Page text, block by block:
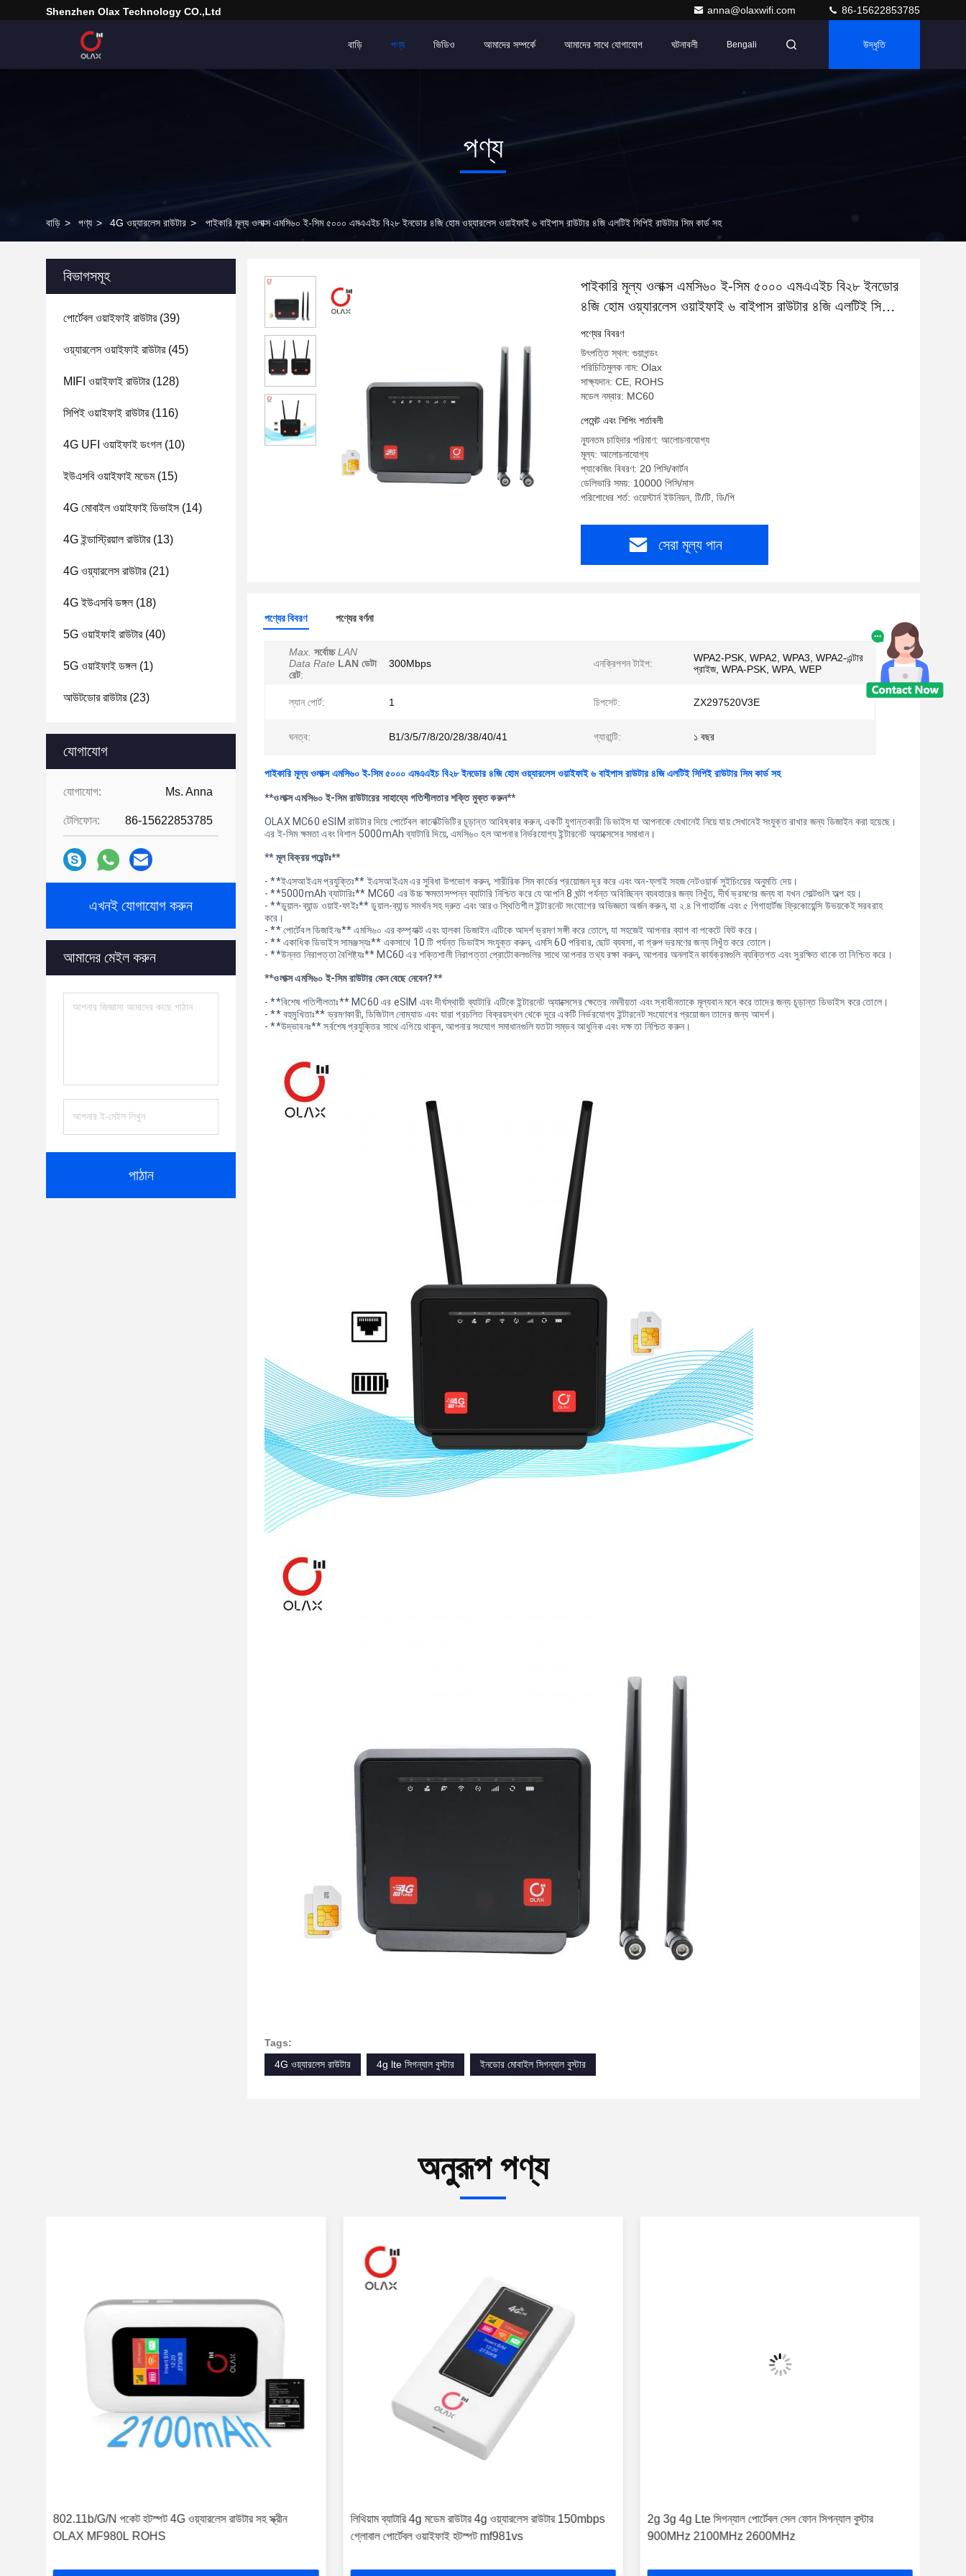
Shenzhen Olax Technology CO.,Ltd anna@olaxwifi.com 86-15622853785
বাড়ি পণ্য ভিডিও আমাদের সম্পর্কে আমাদের সাথে যোগাযোগ ঘটনাবলী Bengali উদ্ধৃতি
পণ্য
বাড়ি > পণ্য > 4G ওয়্যারলেস রাউটার > পাইকারি মূল্য ওলাক্স এমসি৬০ ই-সিম ৫০০০ এমএএইচ বি২৮ ইনডোর ৪জি হোম ওয়্যারলেস ওয়াইফাই ৬ বাইপাস রাউটার ৪জি এলটিই সিপিই রাউটার সিম কার্ড সহ
বিভাগসমূহ
পোর্টেবল ওয়াইফাই রাউটার(39)
ওয়্যারলেস ওয়াইফাই রাউটার(45)
MIFI ওয়াইফাই রাউটার(128)
সিপিই ওয়াইফাই রাউটার(116)
4G UFI ওয়াইফাই ডংগল(10)
ইউএসবি ওয়াইফাই মডেম(15)
4G মোবাইল ওয়াইফাই ডিভাইস(14)
4G ইন্ডাস্ট্রিয়াল রাউটার(13)
4G ওয়্যারলেস রাউটার(21)
4G ইউএসবি ডঙ্গল(18)
5G ওয়াইফাই রাউটার(40)
5G ওয়াইফাই ডঙ্গল(1)
আউটডোর রাউটার(23)
যোগাযোগ
যোগাযোগ: Ms. Anna
টেলিফোন: 86-15622853785
এখনই যোগাযোগ করুন
আমাদের মেইল ​​করুন
পাঠান
পাইকারি মূল্য ওলাক্স এমসি৬০ ই-সিম ৫০০০ এমএএইচ বি২৮ ইনডোর
৪জি হোম ওয়্যারলেস ওয়াইফাই ৬ বাইপাস রাউটার ৪জি এলটিই সিপিই
রাউটার সিম কার্ড সহ
পণ্যের বিবরণ
উৎপত্তি স্থল: গুয়াগন্ডং
পরিচিতিমুলক নাম: Olax
সাক্ষ্যদান: CE, ROHS
মডেল নম্বার: MC60
পেমেন্ট এবং শিপিং শর্তাবলী
ন্যূনতম চাহিদার পরিমাণ: আলোচনাযোগ্য
মূল্য: আলোচনাযোগ্য
প্যাকেজিং বিবরণ: 20 পিসি/কার্টন
ডেলিভারি সময়: 10000 পিসি/মাস
পরিশোধের শর্ত: ওয়েস্টার্ন ইউনিয়ন, টি/টি, ডি/পি
সেরা মূল্য পান
পণ্যের বিবরণ পণ্যের বর্ণনা
Max. সর্বোচ্চ LAN
Data Rate LAN ডেটা
রেট:
300Mbps এনক্রিপশন টাইপ:
WPA2-PSK, WPA2, WPA3, WPA2-এন্টার
প্রাইজ, WPA-PSK, WPA, WEP
ল্যান পোর্ট: 1 চিপসেট: ZX297520V3E
ঘনত্ব: B1/3/5/7/8/20/28/38/40/41 গ্যারান্টি: ১ বছর
পাইকারি মূল্য ওলাক্স এমসি৬০ ই-সিম ৫০০০ এমএএইচ বি২৮ ইনডোর ৪জি হোম ওয়্যারলেস ওয়াইফাই ৬ বাইপাস রাউটার ৪জি এলটিই সিপিই রাউটার সিম কার্ড সহ
**ওলাক্স এমসি৬০ ই-সিম রাউটারের সাহায্যে গতিশীলতার শক্তি মুক্ত করুন**
OLAX MC60 eSIM রাউটার দিয়ে পোর্টেবল কানেক্টিভিটির চূড়ান্ত আবিষ্কার করুন, একটি যুগান্তকারী ডিভাইস যা আপনাকে যেখানেই নিয়ে যায় সেখানেই সংযুক্ত রাখার জন্য ডিজাইন করা হয়েছে।
এর ই-সিম ক্ষমতা এবং বিশাল 5000mAh ব্যাটারি দিয়ে, এমসি৬০ হল আপনার নির্ভরযোগ্য ইন্টারনেট অ্যাক্সেসের সমাধান।
** মূল বিক্রয় পয়েন্টঃ**
- **ইএসআইএম প্রযুক্তিঃ** ইএসআইএম এর সুবিধা উপভোগ করুন, শারীরিক সিম কার্ডের প্রয়োজন দূর করে এবং অন-ফ্লাই সহজ নেটওয়ার্ক সুইচিংয়ের অনুমতি দেয়।
- **5000mAh ব্যাটারিঃ** MC60 এর উচ্চ ক্ষমতাসম্পন্ন ব্যাটারি নিশ্চিত করে যে আপনি 8 ঘন্টা পর্যন্ত অবিচ্ছিন্ন ব্যবহারের জন্য নিখুঁত, দীর্ঘ ভ্রমণের জন্য বা যখন সোল্টগুলি অল্প হয়।
- **ডুয়াল-ব্যান্ড ওয়াই-ফাইঃ** ডুয়াল-ব্যান্ড সমর্থন সহ দ্রুত এবং আরও স্থিতিশীল ইন্টারনেট সংযোগের অভিজ্ঞতা অর্জন করুন, যা ২.৪ গিগাহার্টজ এবং ৫ গিগাহার্টজ ফ্রিকোয়েন্সি উভয়কেই সরবরাহ
করে।
- ** পোর্টেবল ডিজাইনঃ** এমসি৬০ এর কম্প্যাক্ট এবং হালকা ডিজাইন এটিকে আদর্শ ভ্রমণ সঙ্গী করে তোলে, যা সহজেই আপনার ব্যাগ বা পকেটে ফিট করে।
- ** একাধিক ডিভাইস সামঞ্জস্যঃ** একসাথে 10 টি পর্যন্ত ডিভাইস সংযুক্ত করুন, এমসি 60 পরিবার, ছোট ব্যবসা, বা গ্রুপ ভ্রমণের জন্য নিখুঁত করে তোলে।
- **উন্নত নিরাপত্তা বৈশিষ্ট্যঃ** MC60 এর শক্তিশালী নিরাপত্তা প্রোটোকলগুলির সাথে আপনার তথ্য রক্ষা করুন, আপনার অনলাইন কার্যক্রমগুলি ব্যক্তিগত এবং সুরক্ষিত থাকে তা নিশ্চিত করে।
**ওলাক্স এমসি৬০ ই-সিম রাউটার কেন বেছে নেবেন?**
- **বিশেষ গতিশীলতাঃ** MC60 এর eSIM এবং দীর্ঘস্থায়ী ব্যাটারি এটিকে ইন্টারনেট অ্যাক্সেসের ক্ষেত্রে নমনীয়তা এবং স্বাধীনতাকে মূল্যবান মনে করে তাদের জন্য চূড়ান্ত ডিভাইস করে তোলে।
- ** বহুমুখিতাঃ** ভ্রমণকারী, ডিজিটাল নোম্যাড এবং যারা প্রচলিত বিক্রয়স্থল থেকে দূরে একটি নির্ভরযোগ্য ইন্টারনেট সংযোগের প্রয়োজন তাদের জন্য আদর্শ।
- **উদ্ভাবনঃ** সর্বশেষ প্রযুক্তির সাথে এগিয়ে থাকুন, আপনার সংযোগ সমাধানগুলি যতটা সম্ভব আধুনিক এবং দক্ষ তা নিশ্চিত করুন।
Tags:
4G ওয়্যারলেস রাউটার
4g lte সিগন্যাল বুস্টার ইনডোর মোবাইল সিগন্যাল বুস্টার
অনুরূপ পণ্য
802.11b/G/N পকেট হটস্পট 4G ওয়্যারলেস রাউটার সহ স্ক্রীন
OLAX MF980L ROHS
লিথিয়াম ব্যাটারি 4g মডেম রাউটার 4g ওয়্যারলেস রাউটার 150mbps
গ্লোবাল পোর্টেবল ওয়াইফাই হটস্পট mf981vs
2g 3g 4g Lte সিগন্যাল পোর্টেবল সেল ফোন সিগন্যাল বুস্টার
900MHz 2100MHz 2600MHz